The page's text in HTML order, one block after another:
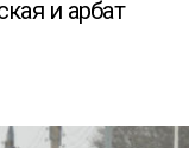
и арбат